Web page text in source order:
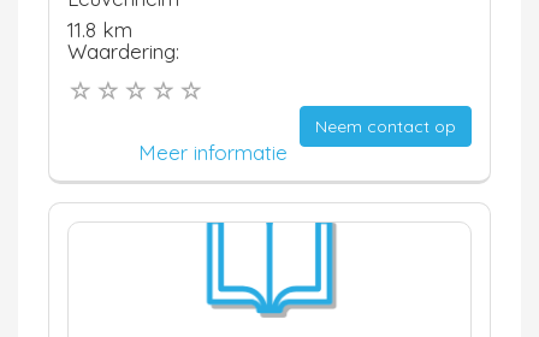
11.8 km
Waardering:
Neem contact op
Meer informatie